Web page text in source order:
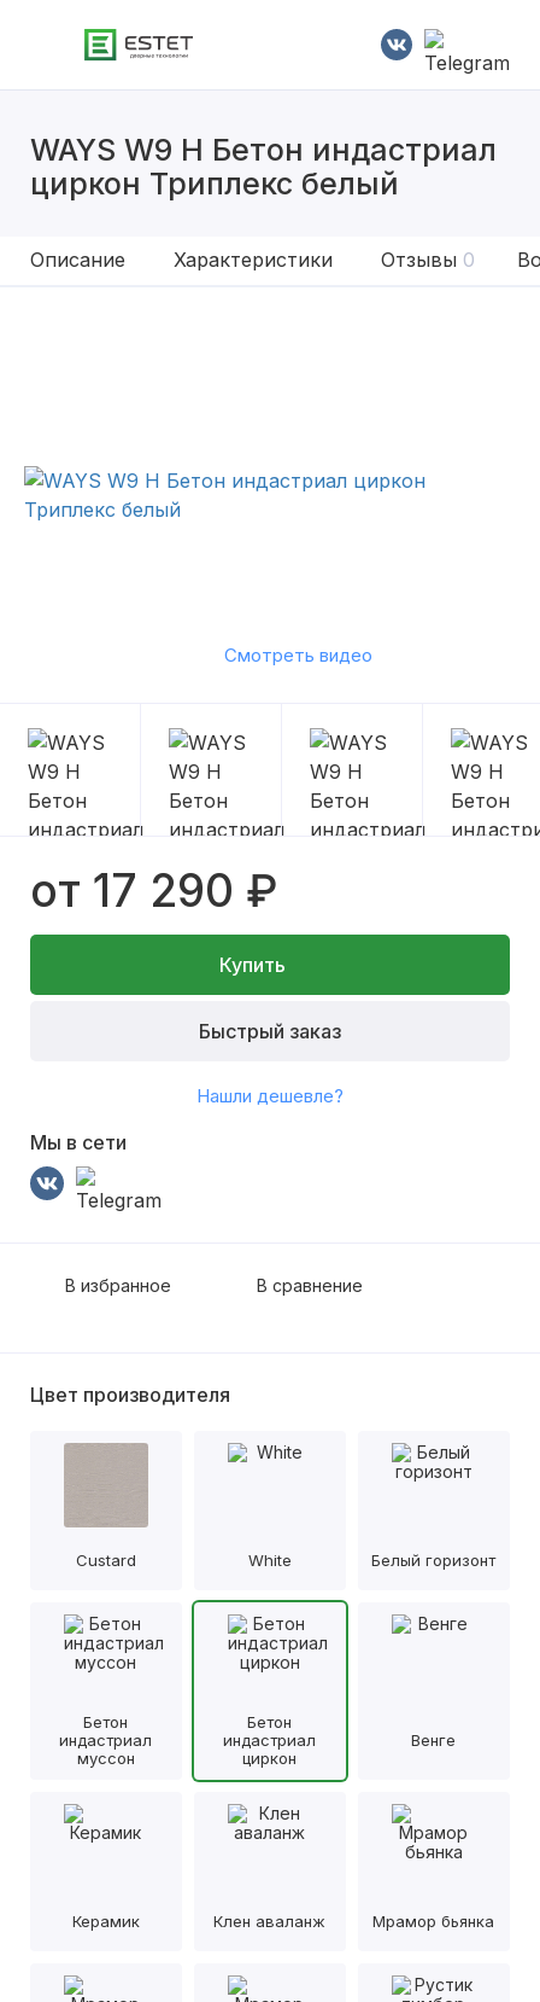
WAYS W9 H Бетон индастриал
циркон Триплекс белый
Описание Характеристики Отзывы 0
Смотреть видео
от 17 290 ₽
Купить
Быстрый заказ
Нашли дешевле?
Мы в сети
В избранное В сравнение
Цвет производителя
Custard White Белый горизонт
Бетон
индастриал
муссон
Бетон
индастриал
циркон
Венге
Керамик Клен аваланж Мрамор бьянка